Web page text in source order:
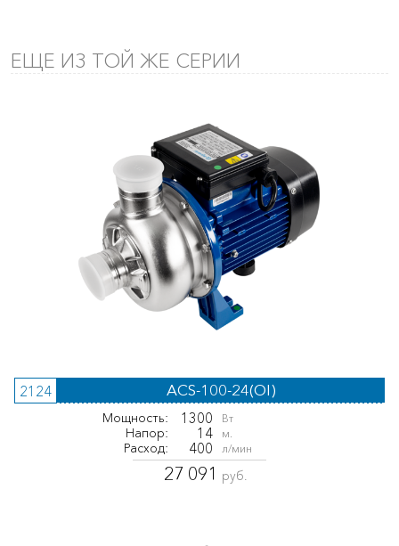
ЕЩЕ ИЗ ТОЙ ЖЕ СЕРИИ
2124 ACS-100-24(OI)
Мощность: 1300 Вт
Напор: 14 м.
Расход: 400 л/мин
27 091 руб.